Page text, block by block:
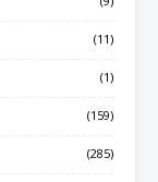
(11)
(1)
(159)
(285)